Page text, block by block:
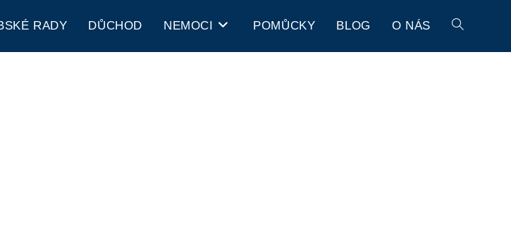
RADY DŮCHOD NEMOCI POMŮCKY BLOG O NÁS